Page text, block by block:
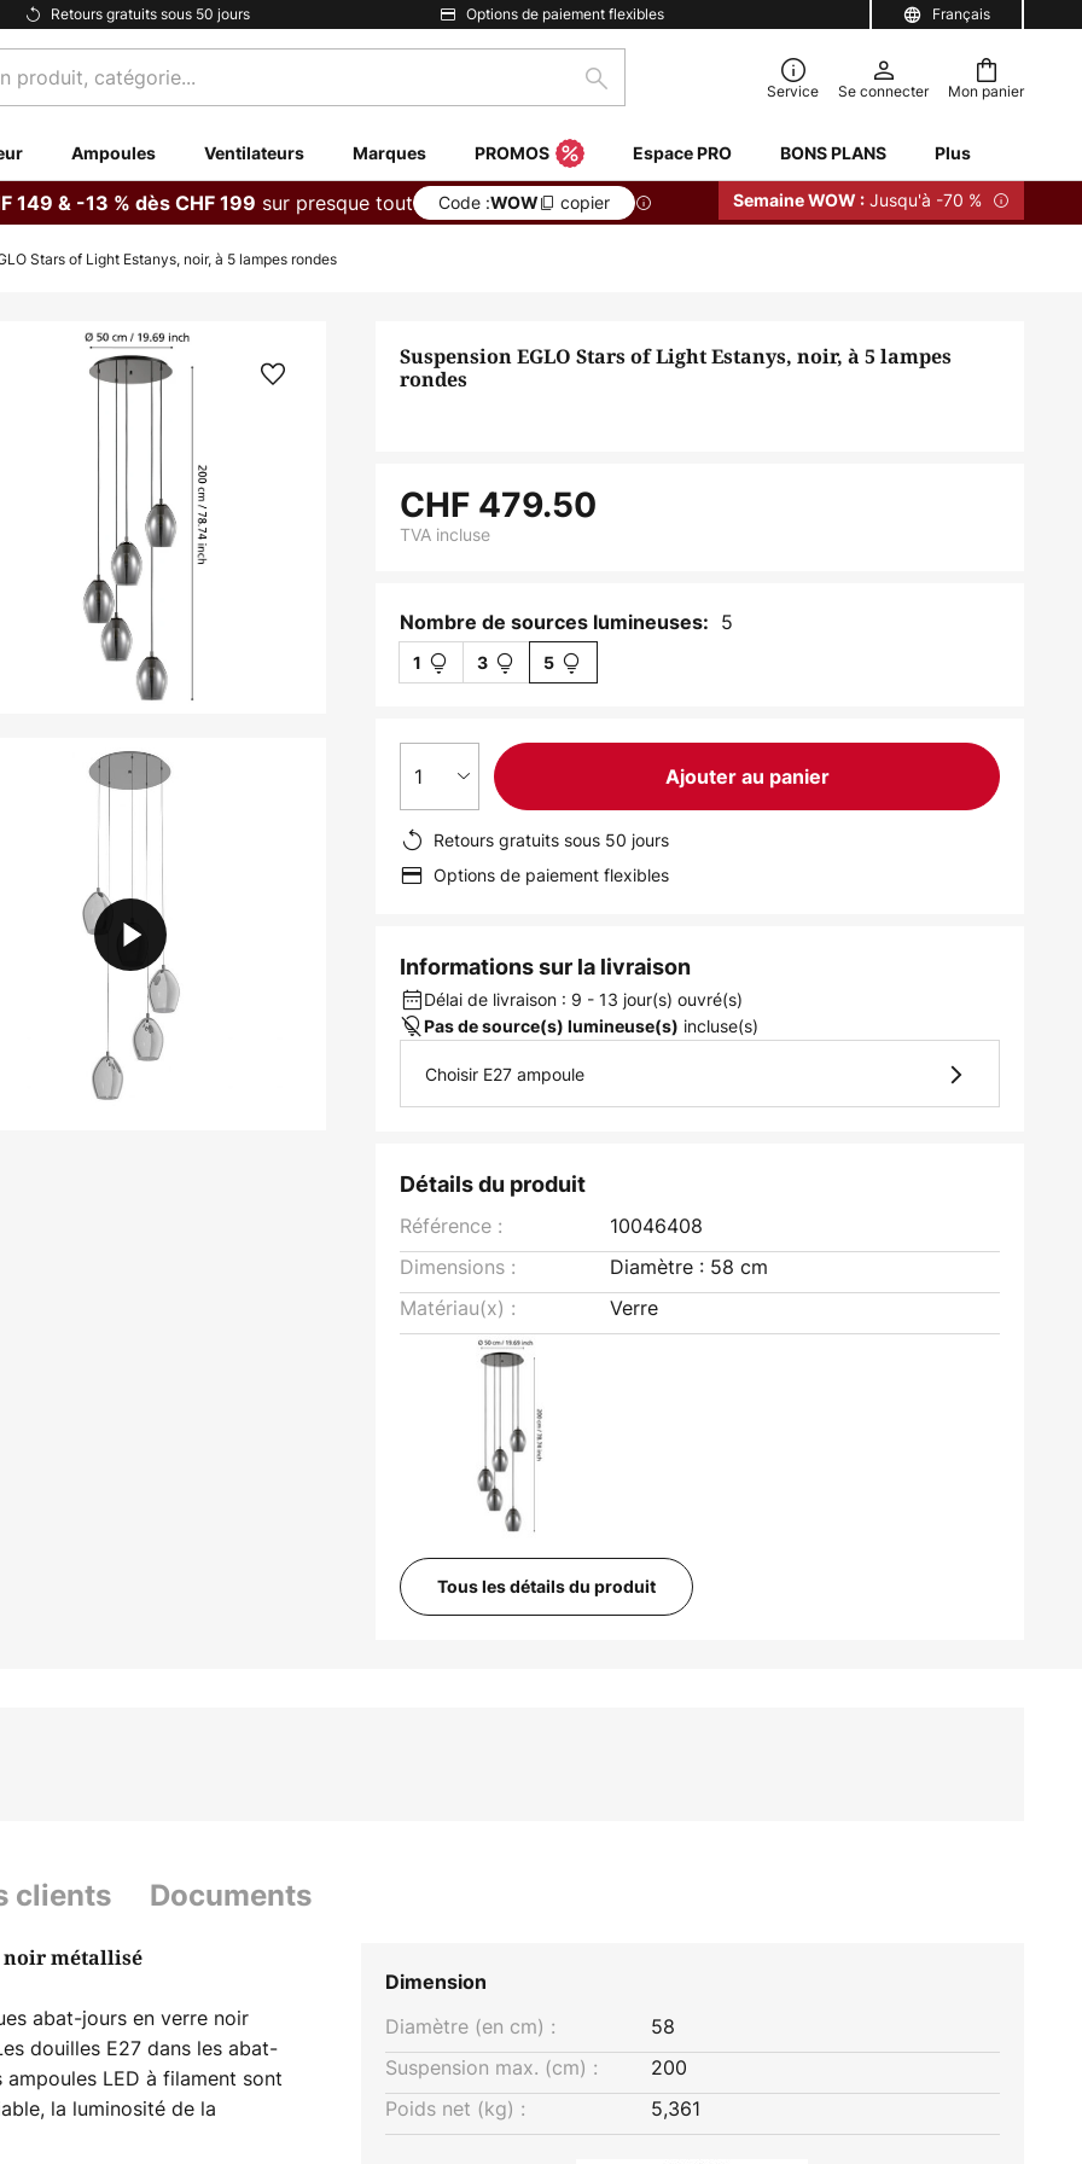
Français
Retours gratuits sous 50 jours Options de paiement flexibles
Mon panier
Rechercher Service Se connecter
Ampoules Ventilateurs Marques PROMOS Espace PRO BONS PLANS Plus
149 & -13 % dès CHF 199 sur presque tout Code :WOW copier Semaine WOW : Jusqu'à -70 %
Stars of Light Estanys, noir, à 5 lampes rondes
Suspension EGLO Stars of Light Estanys, noir, à 5 lampes
rondes
CHF 479.50
TVA incluse
Nombre de sources lumineuses: 5
1 3 5
1 Ajouter au panier
Retours gratuits sous 50 jours
Options de paiement flexibles
Informations sur la livraison
Délai de livraison : 9 - 13 jour(s) ouvré(s)
Pas de source(s) lumineuse(s) incluse(s)
Choisir E27 ampoule
Détails du produit
Référence :
10046408
Dimensions :
Diamètre : 58 cm
Matériau(x) :
Verre
Tous les détails du produit
clients Documents
noir métallisé
abat-jours en verre noir
douilles E27 dans les abat-
LED à filament sont
la luminosité de la
d'intensité externe dans
Dimension
Diamètre (en cm) :
58
Suspension max. (cm) :
200
Poids net (kg) :
5,361